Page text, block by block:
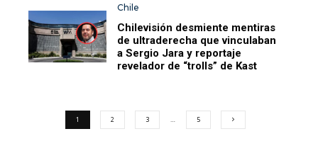
Chile
Chilevisión desmiente mentiras
de ultraderecha que vinculaban
a Sergio Jara y reportaje
revelador de “trolls” de Kast
1 2 3 … 5